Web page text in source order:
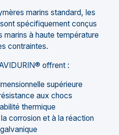
marins standard, les
spécifiquement conçus
marins à haute température
contraintes.
offrent :
supérieure
aux chocs
thermique
corrosion et à la réaction
galvanique